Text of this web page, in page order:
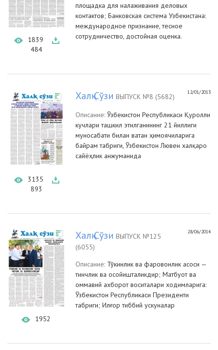
1839
484
площадка для налаживания деловых
контактов; Банковская система Узбекистана:
международное признание, тесное
сотрудничество, достойная оценка.
3135
893
12/01/2013
Халқ Сўзи ВЫПУСК №8 (5682)
Описание: Ўзбекистон Республикаси Қуролли
кучлари ташкил этилганининг 21 йиллиги
муносабати билан ватан ҳимоячиларига
байрам табриги, Ўзбекистон Лювен халқаро
сайёҳлик анжуманида
1952
28/06/2014
Халқ Сўзи ВЫПУСК №125
(6055)
Описание: Тўкинлик ва фаровонлик асоси —
тинчлик ва осойишталикдир; Матбуот ва
оммавий ахборот воситалари ходимларига:
Ўзбекистон Республикаси Президенти
табриги; Илғор тиббий ускуналар